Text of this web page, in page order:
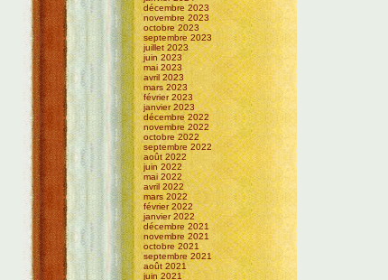
décembre 2023
novembre 2023
octobre 2023
septembre 2023
juillet 2023
juin 2023
mai 2023
avril 2023
mars 2023
février 2023
janvier 2023
décembre 2022
novembre 2022
octobre 2022
septembre 2022
août 2022
juin 2022
mai 2022
avril 2022
mars 2022
février 2022
janvier 2022
décembre 2021
novembre 2021
octobre 2021
septembre 2021
août 2021
juin 2021